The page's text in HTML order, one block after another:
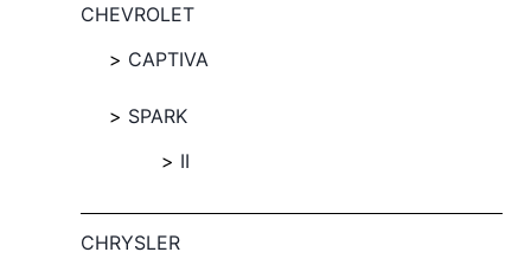
CHEVROLET
CAPTIVA
SPARK
II
CHRYSLER